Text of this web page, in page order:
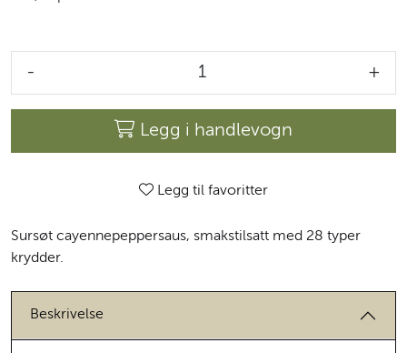
- +
Legg i handlevogn
Legg til favoritter
Sursøt cayennepeppersaus, smakstilsatt med 28 typer
krydder.
Beskrivelse